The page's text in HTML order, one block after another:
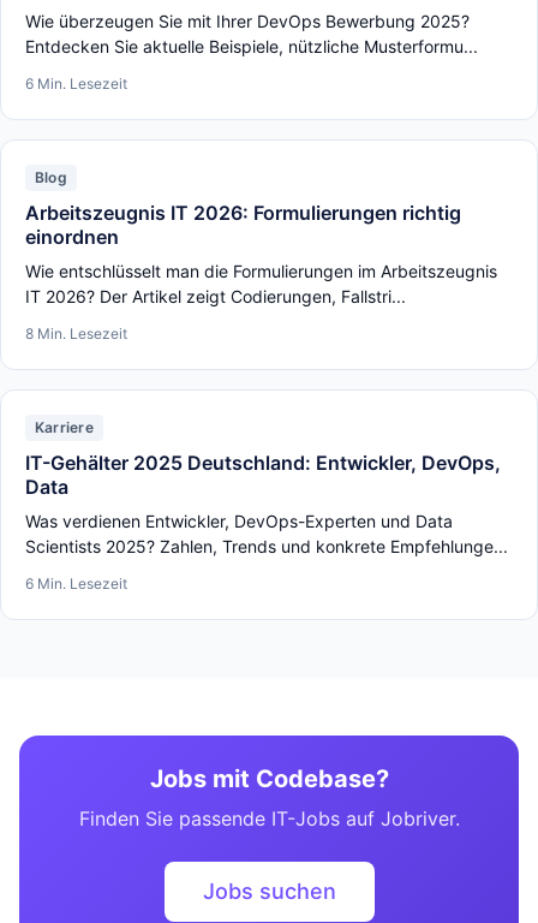
Wie überzeugen Sie mit Ihrer DevOps Bewerbung 2025?
Entdecken Sie aktuelle Beispiele, nützliche Musterformu...
6 Min. Lesezeit
Blog
Arbeitszeugnis IT 2026: Formulierungen richtig
einordnen
Wie entschlüsselt man die Formulierungen im Arbeitszeugnis
IT 2026? Der Artikel zeigt Codierungen, Fallstri...
8 Min. Lesezeit
Karriere
IT-Gehälter 2025 Deutschland: Entwickler, DevOps,
Data
Was verdienen Entwickler, DevOps-Experten und Data
Scientists 2025? Zahlen, Trends und konkrete Empfehlunge...
6 Min. Lesezeit
Jobs mit Codebase?
Finden Sie passende IT-Jobs auf Jobriver.
Jobs suchen